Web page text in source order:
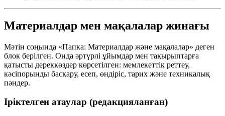
Материалдар мен мақалалар жинағы
Мәтін соңында «Папка: Материалдар және мақалалар» деген
блок берілген. Онда әртүрлі ұйымдар мен тақырыптарға
қатысты дереккөздер көрсетілген: мемлекеттік реттеу,
кәсіпорынды басқару, есеп, өндіріс, тарих және техникалық
пәндер.
Іріктелген атаулар (редакцияланған)